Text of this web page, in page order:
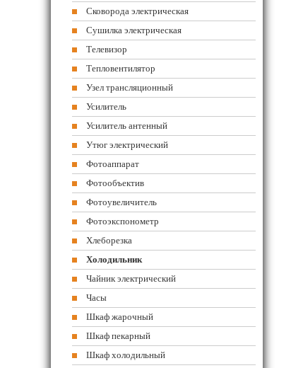
Сковорода электрическая
Сушилка электрическая
Телевизор
Тепловентилятор
Узел трансляционный
Усилитель
Усилитель антенный
Утюг электрический
Фотоаппарат
Фотообъектив
Фотоувеличитель
Фотоэкспонометр
Хлеборезка
Холодильник
Чайник электрический
Часы
Шкаф жарочный
Шкаф пекарный
Шкаф холодильный